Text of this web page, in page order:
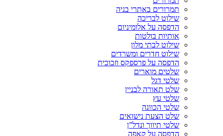
תמרורים באתרי בניה
שילוט לבריכה
הדפסה על אלומיניום
אותיות בולטות
שילוט לבתי מלון
שילוט חדרים ומשרדים
הדפסה על פרספקס וזכוכית
שלטים מוארים
שלטי דגל
שלט תאורה לבניין
שלטי עץ
שלטי הכוונה
שלט הצעת נישואים
שלטי תיווך ונדל”ן
הדפסה על קאפה